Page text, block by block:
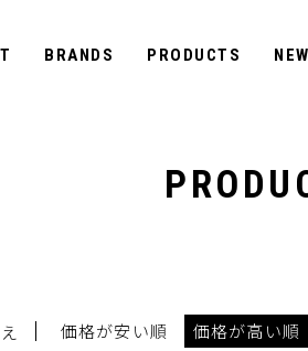
BRANDS PRODUCTS
価格が安い順 価格が高い順